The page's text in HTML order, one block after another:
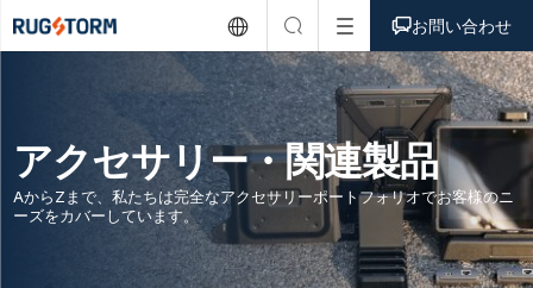
  お問い合わせ
アクセサリー・関連製品
AからZまで、私たちは完全なアクセサリーポートフォリオでお客様のニ
ーズをカバーしています。